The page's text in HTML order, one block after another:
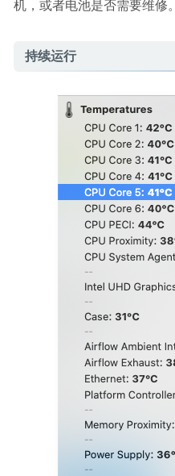
机，或者电池是否需要维修。
持续运行